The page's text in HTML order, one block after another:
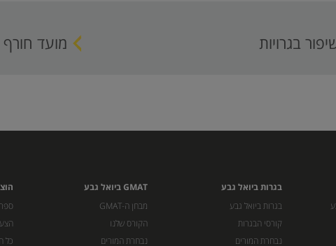
בגרויות מועד חורף
בגרות ביואל גבע
בגרות ביואל גבע
קורסי הבגרות
נבחרת המורים
GMAT ביואל גבע
מבחן ה-GMAT
הקורס שלנו
נבחרת המורים
כל